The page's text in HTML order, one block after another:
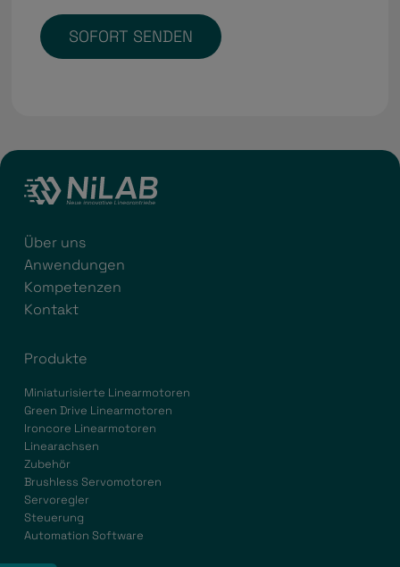
SOFORT SENDEN
Über uns
Anwendungen
Kompetenzen
Kontakt
Produkte
Miniaturisierte Linearmotoren
Green Drive Linearmotoren
Ironcore Linearmotoren
Linearachsen
Zubehör
Brushless Servomotoren
Servoregler
Steuerung
Automation Software